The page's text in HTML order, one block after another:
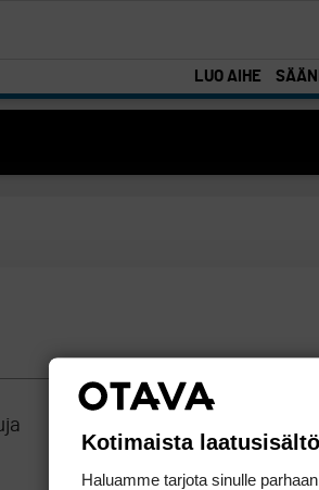
LUO AIHE
Kotimaista
Haluamme tarjota sinulle